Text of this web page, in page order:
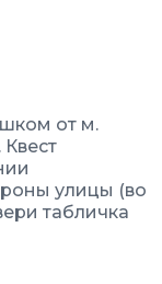
от м.
улицы (во
табличка